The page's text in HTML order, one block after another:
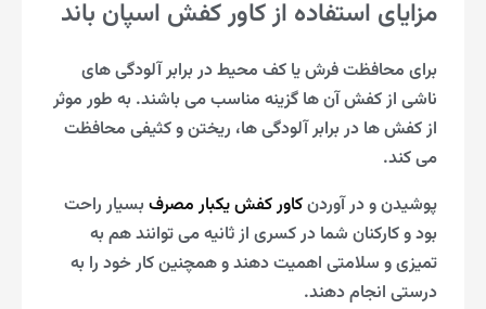
مزایای استفاده از کاور کفش اسپان باند
برای محافظت فرش یا کف محیط در برابر آلودگی های
ناشی از کفش آن ها گزینه مناسب می باشند. به طور موثر
از کفش ها در برابر آلودگی ها، ریختن و کثیفی محافظت
می کند.
پوشیدن و در آوردنکاور کفش یکبار مصرفبسیار راحت
بود و کارکنان شما در کسری از ثانیه می توانند هم به
تمیزی و سلامتی اهمیت دهند و همچنین کار خود را به
درستی انجام دهند.